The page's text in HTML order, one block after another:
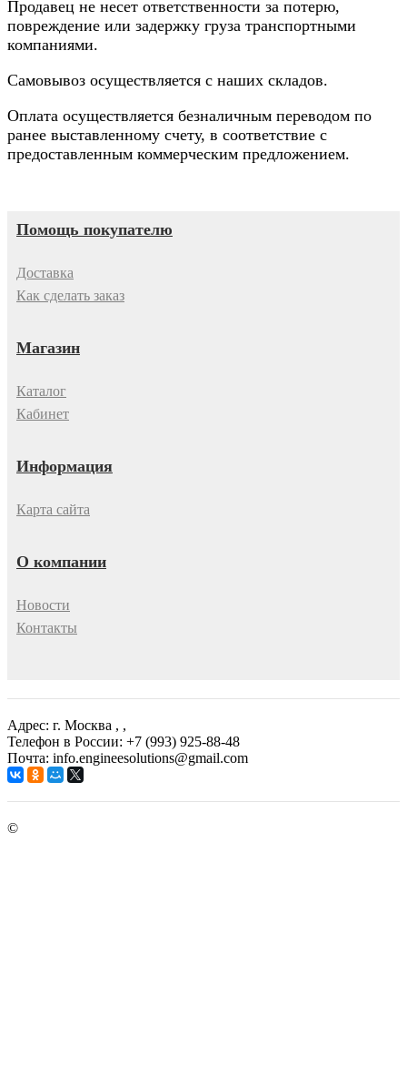
Продавец не несет ответственности за потерю,
повреждение или задержку груза транспортными
компаниями.
Самовывоз осуществляется с наших складов.
Оплата осуществляется безналичным переводом по
ранее выставленному счету, в соответствие с
предоставленным коммерческим предложением.
Помощь покупателю
Доставка
Как сделать заказ
Магазин
Каталог
Кабинет
Информация
Карта сайта
О компании
Новости
Контакты
Адрес: г. Москва , ,
Телефон в России: +7 (993) 925-88-48
Почта: info.engineesolutions@gmail.com
©